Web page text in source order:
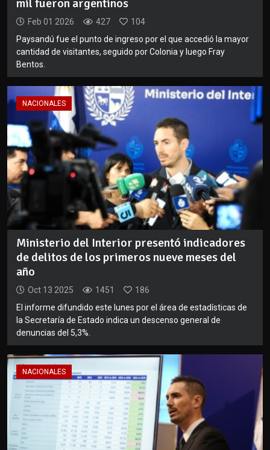
mil fueron argentinos
Feb 01 2026 427
104
Paysandú fue el punto de ingreso por el que accedió la mayor
cantidad de visitantes, seguido por Colonia y luego Fray
Bentos.
NACIONALES
Ministerio del Interior presentó indicadores
de delitos de los primeros nueve meses del
año
Oct 13 2025 1451
186
El informe difundido este lunes por el área de estadísticas de
la Secretaría de Estado indica un descenso general de
denuncias del 5,3%.
NACIONALES